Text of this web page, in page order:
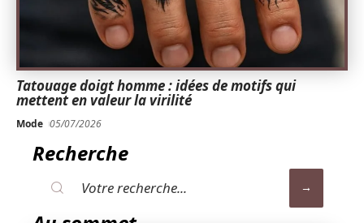
Tatouage doigt homme : idées de motifs qui
mettent en valeur la virilité
Mode 05/07/2026
Recherche